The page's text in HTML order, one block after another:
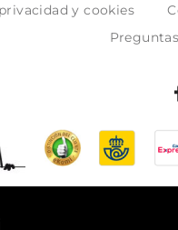
y cookies